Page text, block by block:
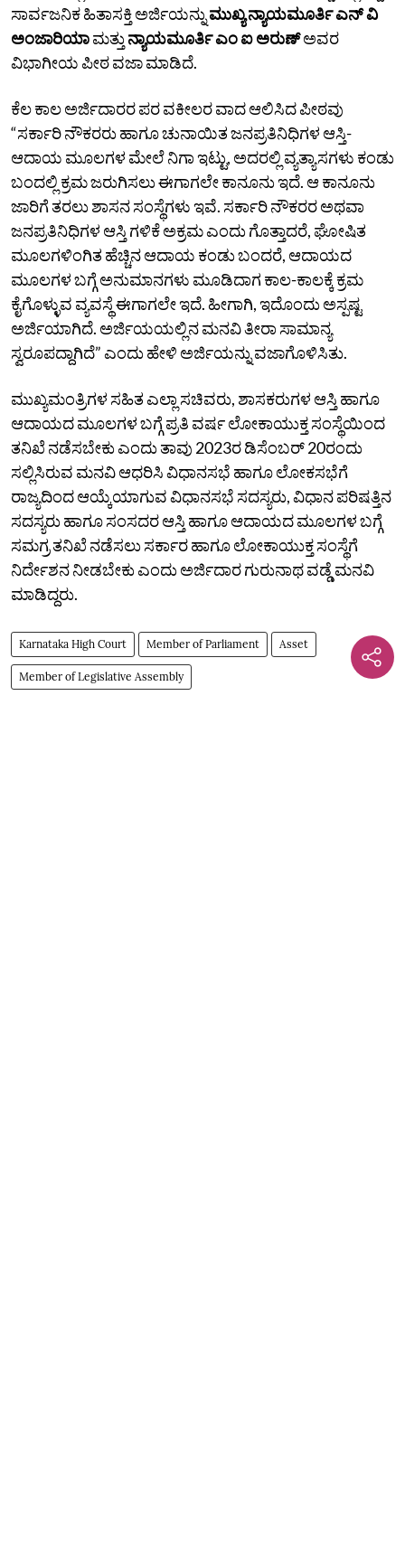
ಸಾರ್ವಜನಿಕ ಹಿತಾಸಕ್ತಿ ಅರ್ಜಿಯನ್ನುಮುಖ್ಯ ನ್ಯಾಯಮೂರ್ತಿ ಎನ್ ವಿ
ಅಂಜಾರಿಯಾಮತ್ತು ನ್ಯಾಯಮೂರ್ತಿ ಎಂ ಐ ಅರುಣ್ಅವರ
ವಿಭಾಗೀಯ ಪೀಠ ವಜಾ ಮಾಡಿದೆ.
ಕೆಲ ಕಾಲ ಅರ್ಜಿದಾರರ ಪರ ವಕೀಲರ ವಾದ ಆಲಿಸಿದ ಪೀಠವು
“ಸರ್ಕಾರಿ ನೌಕರರು ಹಾಗೂ ಚುನಾಯಿತ ಜನಪ್ರತಿನಿಧಿಗಳ ಆಸ್ತಿ-
ಆದಾಯ ಮೂಲಗಳ ಮೇಲೆ ನಿಗಾ ಇಟ್ಟು, ಅದರಲ್ಲಿ ವ್ಯತ್ಯಾಸಗಳು ಕಂಡು
ಬಂದಲ್ಲಿ ಕ್ರಮ ಜರುಗಿಸಲು ಈಗಾಗಲೇ ಕಾನೂನು ಇದೆ. ಆ ಕಾನೂನು
ಜಾರಿಗೆ ತರಲು ಶಾಸನ ಸಂಸ್ಥೆಗಳು ಇವೆ. ಸರ್ಕಾರಿ ನೌಕರರ ಅಥವಾ
ಜನಪ್ರತಿನಿಧಿಗಳ ಆಸ್ತಿ ಗಳಿಕೆ ಅಕ್ರಮ ಎಂದು ಗೊತ್ತಾದರೆ, ಘೋಷಿತ
ಮೂಲಗಳಿಂಗಿತ ಹೆಚ್ಚಿನ ಆದಾಯ ಕಂಡು ಬಂದರೆ, ಆದಾಯದ
ಮೂಲಗಳ ಬಗ್ಗೆ ಅನುಮಾನಗಳು ಮೂಡಿದಾಗ ಕಾಲ-ಕಾಲಕ್ಕೆ ಕ್ರಮ
ಕೈಗೊಳ್ಳುವ ವ್ಯವಸ್ಥೆ ಈಗಾಗಲೇ ಇದೆ. ಹೀಗಾಗಿ, ಇದೊಂದು ಅಸ್ಪಷ್ಟ
ಅರ್ಜಿಯಾಗಿದೆ. ಅರ್ಜಿಯಯಲ್ಲಿನ ಮನವಿ ತೀರಾ ಸಾಮಾನ್ಯ
ಸ್ವರೂಪದ್ದಾಗಿದೆ” ಎಂದು ಹೇಳಿ ಅರ್ಜಿಯನ್ನು ವಜಾಗೊಳಿಸಿತು.
ಮುಖ್ಯಮಂತ್ರಿಗಳ ಸಹಿತ ಎಲ್ಲಾ ಸಚಿವರು, ಶಾಸಕರುಗಳ ಆಸ್ತಿ ಹಾಗೂ
ಆದಾಯದ ಮೂಲಗಳ ಬಗ್ಗೆ ಪ್ರತಿ ವರ್ಷ ಲೋಕಾಯುಕ್ತ ಸಂಸ್ಥೆಯಿಂದ
ತನಿಖೆ ನಡೆಸಬೇಕು ಎಂದು ತಾವು 2023ರ ಡಿಸೆಂಬರ್‌ 20ರಂದು
ಸಲ್ಲಿಸಿರುವ ಮನವಿ ಆಧರಿಸಿ ವಿಧಾನಸಭೆ ಹಾಗೂ ಲೋಕಸಭೆಗೆ
ರಾಜ್ಯದಿಂದ ಆಯ್ಕೆಯಾಗುವ ವಿಧಾನಸಭೆ ಸದಸ್ಯರು, ವಿಧಾನ ಪರಿಷತ್ತಿನ
ಸದಸ್ಯರು ಹಾಗೂ ಸಂಸದರ ಆಸ್ತಿ ಹಾಗೂ ಆದಾಯದ ಮೂಲಗಳ ಬಗ್ಗೆ
ಸಮಗ್ರ ತನಿಖೆ ನಡೆಸಲು ಸರ್ಕಾರ ಹಾಗೂ ಲೋಕಾಯುಕ್ತ ಸಂಸ್ಥೆಗೆ
ನಿರ್ದೇಶನ ನೀಡಬೇಕು ಎಂದು ಅರ್ಜಿದಾರ ಗುರುನಾಥ ವಡ್ಡೆ ಮನವಿ
ಮಾಡಿದ್ದರು.
Karnataka High Court Member of Parliament Asset
Member of Legislative Assembly